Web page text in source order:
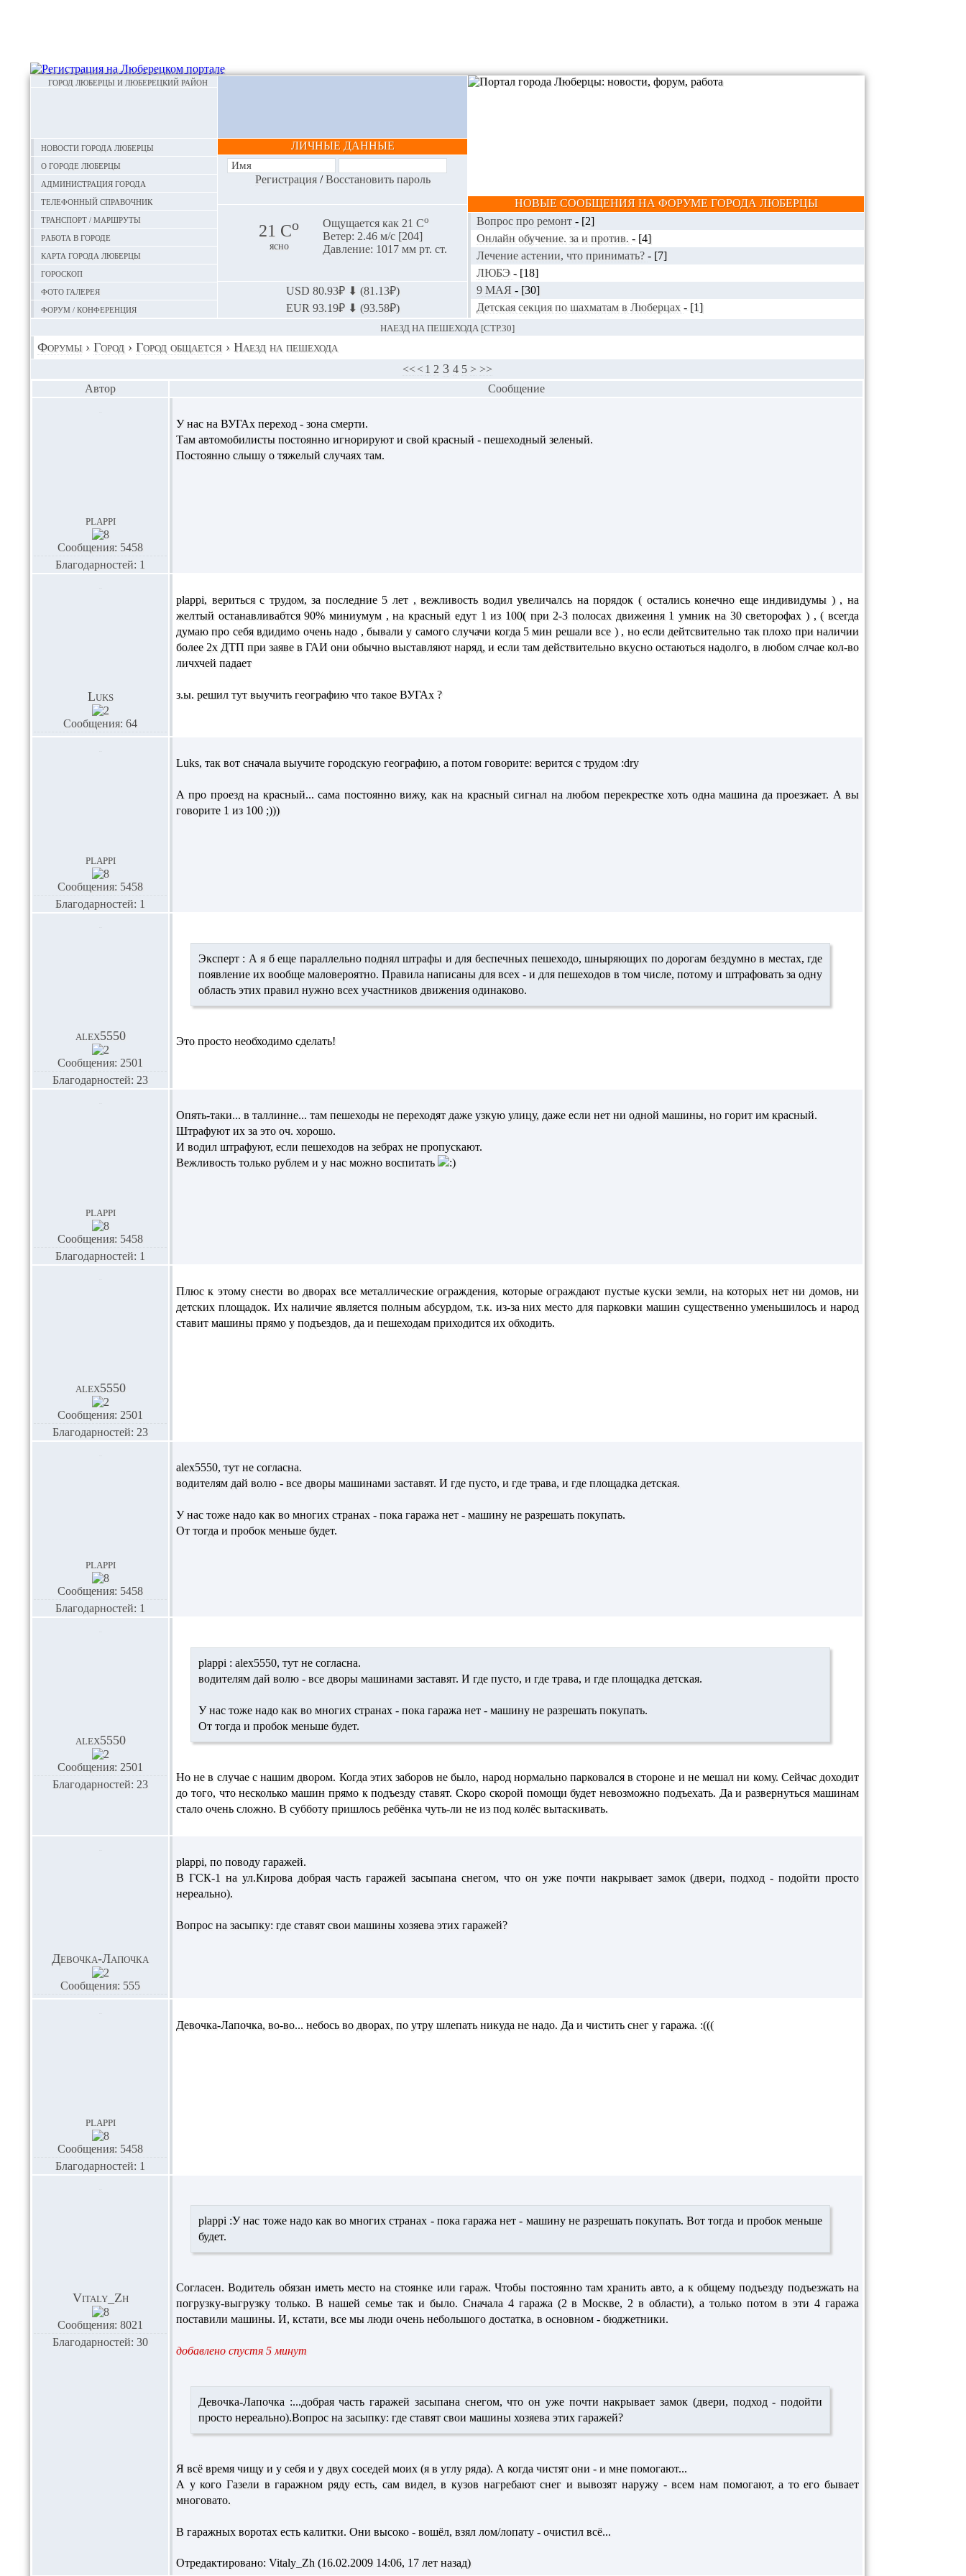
ГОРОД ЛЮБЕРЦЫ И ЛЮБЕРЕЦКИЙ РАЙОН
Новости города Люберцы
О городе Люберцы
Администрация города
Телефонный справочник
Транспорт / маршруты
Работа в городе
Карта города Люберцы
Гороскоп
Фото галерея
Форум / конференция
ЛИЧНЫЕ ДАННЫЕ
Регистрация/Восстановить пароль
21 Сo
ясно
Ощущается как 21 Сo
Ветер: 2.46 м/с [204]
Давление: 1017 мм рт. ст.
USD 80.93₽ ⬇ (81.13₽)
EUR 93.19₽ ⬇ (93.58₽)
НОВЫЕ СООБЩЕНИЯ НА ФОРУМЕ ГОРОДА ЛЮБЕРЦЫ
Вопрос про ремонт - [2]
Онлайн обучение. за и против. - [4]
Лечение астении, что принимать? - [7]
ЛЮБЭ - [18]
9 МАЯ - [30]
Детская секция по шахматам в Люберцах - [1]
НАЕЗД НА ПЕШЕХОДА [СТР.30]
Форумы › Город › Город общается › Наезд на пешехода
<<<1 2 3 4 5 > >>
Автор
Сообщение
plappi
Сообщения: 5458
Благодарностей: 1
У нас на ВУГАх переход - зона смерти.
Там автомобилисты постоянно игнорируют и свой красный - пешеходный зеленый.
Постоянно слышу о тяжелый случаях там.
Luks
Сообщения: 64
plappi, вериться с трудом, за последние 5 лет , вежливость водил увеличалсь на порядок ( остались конечно еще индивидумы ) , на
желтый останавливабтся 90% миниумум , на красный едут 1 из 100( при 2-3 полосах движеиня 1 умник на 30 светорофах ) , ( всегда
думаю про себя вдидимо очень надо , бывали у самого случачи когда 5 мин решали все ) , но если дейтсвительно так плохо при наличии
более 2х ДТП при заяве в ГАИ они обычно выставляют наряд, и если там действительно вкусно остаються надолго, в любом слчае кол-во
личхчей падает
з.ы. решил тут выучить географию что такое ВУГАх ?
plappi
Сообщения: 5458
Благодарностей: 1
Luks, так вот сначала выучите городскую географию, а потом говорите: верится с трудом :dry
А про проезд на красный... сама постоянно вижу, как на красный сигнал на любом перекрестке хоть одна машина да проезжает. А вы
говорите 1 из 100 ;)))
alex5550
Сообщения: 2501
Благодарностей: 23
Эксперт : А я б еще параллельно поднял штрафы и для беспечных пешеходо, шныряющих по дорогам бездумно в местах, где
появление их вообще маловероятно. Правила написаны для всех - и для пешеходов в том числе, потому и штрафовать за одну
область этих правил нужно всех участников движения одинаково.
Это просто необходимо сделать!
plappi
Сообщения: 5458
Благодарностей: 1
Опять-таки... в таллинне... там пешеходы не переходят даже узкую улицу, даже если нет ни одной машины, но горит им красный.
Штрафуют их за это оч. хорошо.
И водил штрафуют, если пешеходов на зебрах не пропускают.
Вежливость только рублем и у нас можно воспитать
alex5550
Сообщения: 2501
Благодарностей: 23
Плюс к этому снести во дворах все металлические ограждения, которые ограждают пустые куски земли, на которых нет ни домов, ни
детских площадок. Их наличие является полным абсурдом, т.к. из-за них место для парковки машин существенно уменьшилось и народ
ставит машины прямо у подъездов, да и пешеходам приходится их обходить.
plappi
Сообщения: 5458
Благодарностей: 1
alex5550, тут не согласна.
водителям дай волю - все дворы машинами заставят. И где пусто, и где трава, и где площадка детская.
У нас тоже надо как во многих странах - пока гаража нет - машину не разрешать покупать.
От тогда и пробок меньше будет.
alex5550
Сообщения: 2501
Благодарностей: 23
plappi : alex5550, тут не согласна.
водителям дай волю - все дворы машинами заставят. И где пусто, и где трава, и где площадка детская.
У нас тоже надо как во многих странах - пока гаража нет - машину не разрешать покупать.
От тогда и пробок меньше будет.
Но не в случае с нашим двором. Когда этих заборов не было, народ нормально парковался в стороне и не мешал ни кому. Сейчас доходит
до того, что несколько машин прямо к подъезду ставят. Скоро скорой помощи будет невозможно подъехать. Да и развернуться машинам
стало очень сложно. В субботу пришлось ребёнка чуть-ли не из под колёс вытаскивать.
Девочка-Лапочка
Сообщения: 555
plappi, по поводу гаражей.
В ГСК-1 на ул.Кирова добрая часть гаражей засыпана снегом, что он уже почти накрывает замок (двери, подход - подойти просто
нереально).
Вопрос на засыпку: где ставят свои машины хозяева этих гаражей?
plappi
Сообщения: 5458
Благодарностей: 1
Девочка-Лапочка, во-во... небось во дворах, по утру шлепать никуда не надо. Да и чистить снег у гаража. :(((
Vitaly_Zh
Сообщения: 8021
Благодарностей: 30
plappi :У нас тоже надо как во многих странах - пока гаража нет - машину не разрешать покупать. Вот тогда и пробок меньше
будет.
Согласен. Водитель обязан иметь место на стоянке или гараж. Чтобы постоянно там хранить авто, а к общему подъезду подъезжать на
погрузку-выгрузку только. В нашей семье так и было. Сначала 4 гаража (2 в Москве, 2 в области), а только потом в эти 4 гаража
поставили машины. И, кстати, все мы люди очень небольшого достатка, в основном - бюджетники.
добавлено спустя 5 минут
Девочка-Лапочка :...добрая часть гаражей засыпана снегом, что он уже почти накрывает замок (двери, подход - подойти
просто нереально).Вопрос на засыпку: где ставят свои машины хозяева этих гаражей?
Я всё время чищу и у себя и у двух соседей моих (я в углу ряда). А когда чистят они - и мне помогают...
А у кого Газели в гаражном ряду есть, сам видел, в кузов нагребают снег и вывозят наружу - всем нам помогают, а то его бывает
многовато.
В гаражных воротах есть калитки. Они высоко - вошёл, взял лом/лопату - очистил всё...
Отредактировано: Vitaly_Zh (16.02.2009 14:06, 17 лет назад)